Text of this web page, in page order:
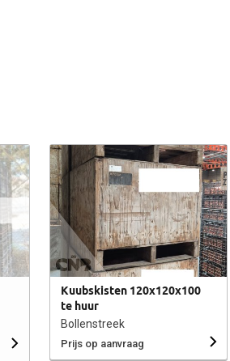
Kuubskisten 120x120x100
te huur
Bollenstreek
Prijs op aanvraag